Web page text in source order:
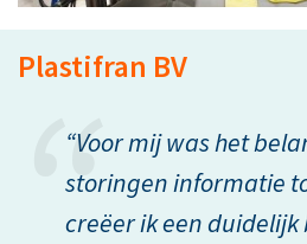
Plastifran BV
“Voor mij was het
storingen informatie
creëer ik een